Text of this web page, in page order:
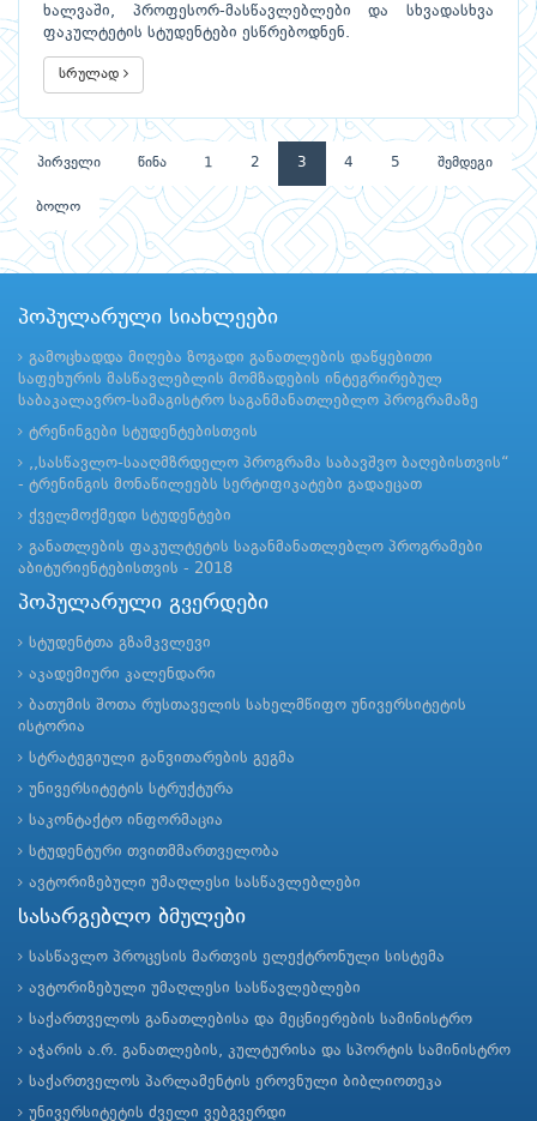
ხალვაში, პროფესორ-მასწავლებლები და სხვადასხვა
ფაკულტეტის სტუდენტები ესწრებოდნენ.
სრულად
პირველი წინა 1 2 3 4 5 შემდეგი
ბოლო
პოპულარული სიახლეები
გამოცხადდა მიღება ზოგადი განათლების დაწყებითი
საფეხურის მასწავლებლის მომზადების ინტეგრირებულ
საბაკალავრო-სამაგისტრო საგანმანათლებლო პროგრამაზე
ტრენინგები სტუდენტებისთვის
,,სასწავლო-სააღმზრდელო პროგრამა საბავშვო ბაღებისთვის“
- ტრენინგის მონაწილეებს სერტიფიკატები გადაეცათ
ქველმოქმედი სტუდენტები
განათლების ფაკულტეტის საგანმანათლებლო პროგრამები
აბიტურიენტებისთვის - 2018
პოპულარული გვერდები
სტუდენტთა გზამკვლევი
აკადემიური კალენდარი
ბათუმის შოთა რუსთაველის სახელმწიფო უნივერსიტეტის
ისტორია
სტრატეგიული განვითარების გეგმა
უნივერსიტეტის სტრუქტურა
საკონტაქტო ინფორმაცია
სტუდენტური თვითმმართველობა
ავტორიზებული უმაღლესი სასწავლებლები
სასარგებლო ბმულები
სასწავლო პროცესის მართვის ელექტრონული სისტემა
ავტორიზებული უმაღლესი სასწავლებლები
საქართველოს განათლებისა და მეცნიერების სამინისტრო
აჭარის ა.რ. განათლების, კულტურისა და სპორტის სამინისტრო
საქართველოს პარლამენტის ეროვნული ბიბლიოთეკა
უნივერსიტეტის ძველი ვებგვერდი